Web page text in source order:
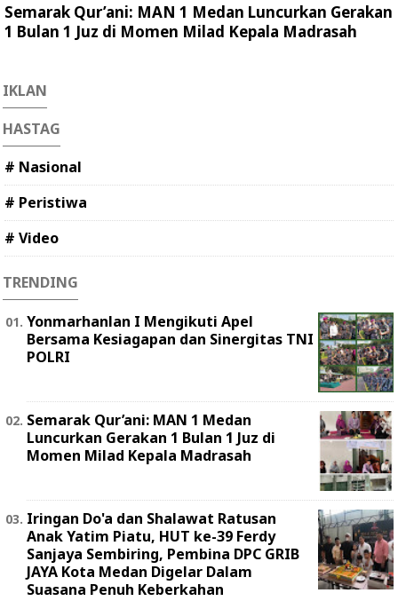
Semarak Qur’ani: MAN 1 Medan Luncurkan Gerakan
1 Bulan 1 Juz di Momen Milad Kepala Madrasah
IKLAN
HASTAG
# Nasional
# Peristiwa
# Video
TRENDING
Yonmarhanlan I Mengikuti Apel
Bersama Kesiagapan dan Sinergitas TNI
POLRI
Semarak Qur’ani: MAN 1 Medan
Luncurkan Gerakan 1 Bulan 1 Juz di
Momen Milad Kepala Madrasah
Iringan Do'a dan Shalawat Ratusan
Anak Yatim Piatu, HUT ke-39 Ferdy
Sanjaya Sembiring, Pembina DPC GRIB
JAYA Kota Medan Digelar Dalam
Suasana Penuh Keberkahan